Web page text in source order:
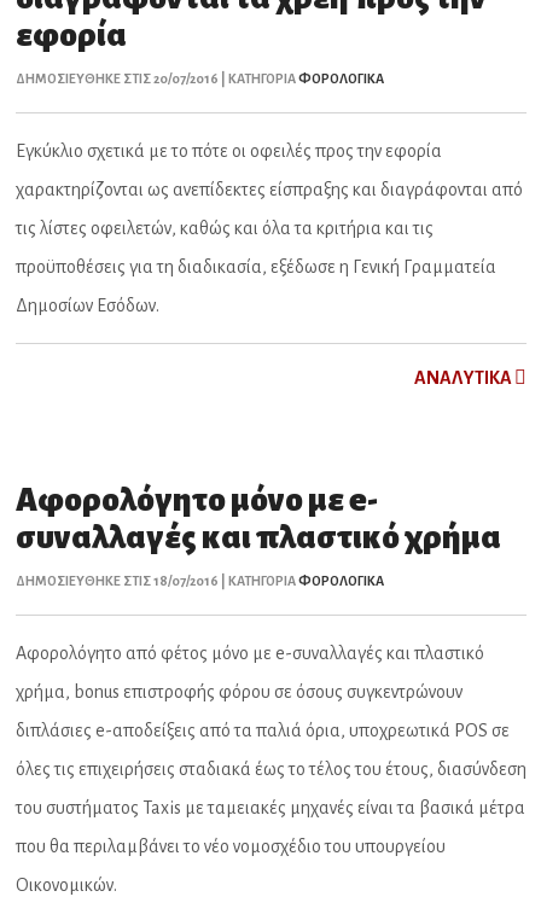
εφορία
ΔΗΜΟΣΙΕΥΘΗΚΕ ΣΤΙΣ 20/07/2016 | ΚΑΤΗΓΟΡΙΑΦΟΡΟΛΟΓΙΚΑ
Εγκύκλιο σχετικά με το πότε οι οφειλές προς την εφορία
χαρακτηρίζονται ως ανεπίδεκτες είσπραξης και διαγράφονται από
τις λίστες οφειλετών, καθώς και όλα τα κριτήρια και τις
προϋποθέσεις για τη διαδικασία, εξέδωσε η Γενική Γραμματεία
Δημοσίων Εσόδων.
ΑNAΛYTIKA
Αφορολόγητο μόνο με e-
συναλλαγές και πλαστικό χρήμα
ΔΗΜΟΣΙΕΥΘΗΚΕ ΣΤΙΣ 18/07/2016 | ΚΑΤΗΓΟΡΙΑΦΟΡΟΛΟΓΙΚΑ
Αφορολόγητο από φέτος μόνο με e-συναλλαγές και πλαστικό
χρήμα, bonus επιστροφής φόρου σε όσους συγκεντρώνουν
διπλάσιες e-αποδείξεις από τα παλιά όρια, υποχρεωτικά POS σε
όλες τις επιχειρήσεις σταδιακά έως το τέλος του έτους, διασύνδεση
του συστήματος Taxis με ταμειακές μηχανές είναι τα βασικά μέτρα
που θα περιλαμβάνει το νέο νομοσχέδιο του υπουργείου
Οικονομικών.